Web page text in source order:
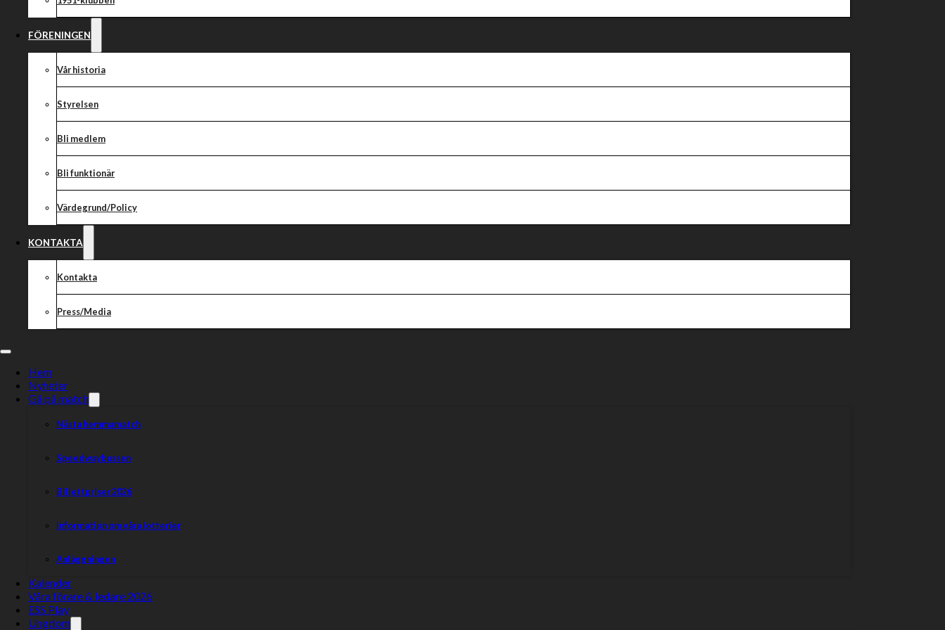
FÖRENINGEN
Vår historia
Styrelsen
Bli medlem
Bli funktionär
Värdegrund/Policy
KONTAKTA
Kontakta
Press/Media
Hem
Nyheter
Gå på match
Nästa hemmamatch
Speedwaybussen
Biljettpriser 2026
Information om våra lotterier
Anläggningen
Kalender
Våra förare & ledare 2026
ESS Play
Ungdom